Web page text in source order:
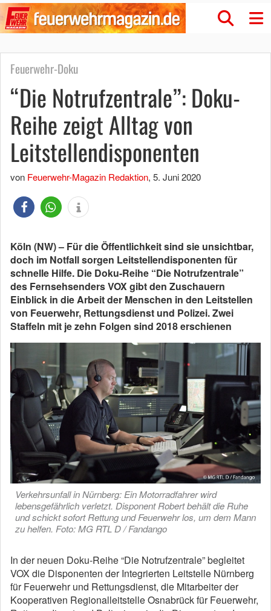
Feuerwehr-Doku
“Die Notrufzentrale”: Doku-
Reihe zeigt Alltag von
Leitstellendisponenten
von Feuerwehr-Magazin Redaktion, 5. Juni 2020
Köln (NW) – Für die Öffentlichkeit sind sie unsichtbar,
doch im Notfall sorgen Leitstellendisponenten für
schnelle Hilfe. Die Doku-Reihe “Die Notrufzentrale”
des Fernsehsenders VOX gibt den Zuschauern
Einblick in die Arbeit der Menschen in den Leitstellen
von Feuerwehr, Rettungsdienst und Polizei. Zwei
Staffeln mit je zehn Folgen sind 2018 erschienen
Verkehrsunfall in Nürnberg: Ein Motorradfahrer wird
lebensgefährlich verletzt. Disponent Robert behält die Ruhe
und schickt sofort Rettung und Feuerwehr los, um dem Mann
zu helfen. Foto: MG RTL D / Fandango
In der neuen Doku-Reihe “Die Notrufzentrale” begleitet
VOX die Disponenten der Integrierten Leitstelle Nürnberg
für Feuerwehr und Rettungsdienst, die Mitarbeiter der
Kooperativen Regionalleitstelle Osnabrück für Feuerwehr,